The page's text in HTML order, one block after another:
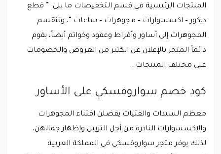
المنتجات الرئيسية في قسم التخفيضات ما يلي: ” قطع
ديكور – اكسسوارات – مجوهرات – ساعات “، وتنقسم
المجوهرات إلى أساور وأقراط وعقود وخواتم أيضاً، يقوم
دائماً المتجر بالإعلان عن الكثير من العروض والخصومات
على مختلف المنتجات .
كود خصم سواروفسكي على الأساور
معظم السيدات والفتيات يفضلن اقتناء المجوهرات
والإكسسوارات النادرة من أجل التزيين وإظهار جمالهن،
لذلك يوفر متجر سواروفسكي في المملكة العربية